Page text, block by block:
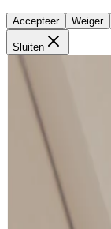
Accepteer Weiger
Sluiten